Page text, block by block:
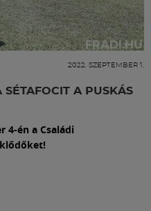
2022. SZEPTEMBER 1.
A PUSKÁS
4-én a Családi